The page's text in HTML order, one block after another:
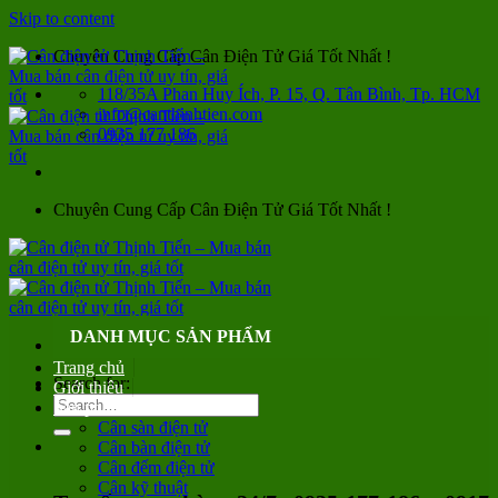
Skip to content
Chuyên Cung Cấp Cân Điện Tử Giá Tốt Nhất !
118/35A Phan Huy Ích, P. 15, Q. Tân Bình, Tp. HCM
info@canthinhtien.com
0935 177 186
Chuyên Cung Cấp Cân Điện Tử Giá Tốt Nhất !
Search for:
DANH MỤC SẢN PHẨM
Trang chủ
Giới thiệu
Sản phẩm
Cân sàn điện tử
Cân bàn điện tử
Cân đếm điện tử
Cân kỹ thuật